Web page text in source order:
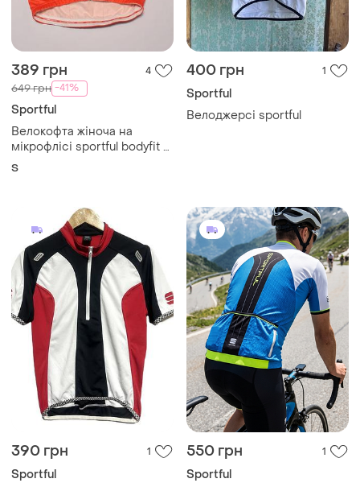
389 грн 4
649 грн -41%
Sportful
Велокофта жіноча на
мікрофлісі sportful bodyfit -
s
S
400 грн 1
Sportful
Велоджерсі sportful
390 грн 1
Sportful
550 грн 1
Sportful